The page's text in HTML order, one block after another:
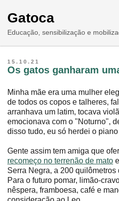
Gatoca
Educação, sensibilização e
15.10.21
Os gatos ganharam
Minha mãe era uma mulher
de todos os copos e talheres,
arranhava um latim, tocava
emocionava com o "Noturno",
disso tudo, eu só herdei o
Gente assim tem amiga que
recomeço no terrenão de mato
Serra Negra, a 200
Para o futuro pomar, limão-
nêspera, framboesa, café e